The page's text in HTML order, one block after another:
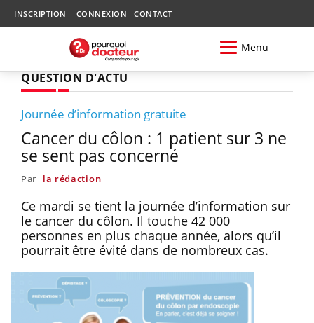
INSCRIPTION CONNEXION CONTACT
Menu
QUESTION D'ACTU
Journée d’information gratuite
Cancer du côlon : 1 patient sur 3 ne
se sent pas concerné
Par la rédaction
Ce mardi se tient la journée d’information sur
le cancer du côlon. Il touche 42 000
personnes en plus chaque année, alors qu’il
pourrait être évité dans de nombreux cas.